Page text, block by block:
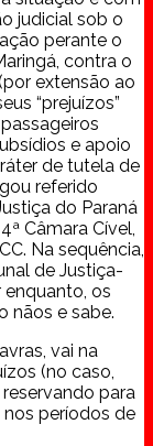
judicial sob o
perante o
contra o
extensão ao
“prejuízos”
e apoio
de tutela de
referido
do Paraná
Câmara Cível,
Na sequência,
de Justiça-
enquanto, os
nãos e sabe.
vai na
(no caso,
para
períodos de